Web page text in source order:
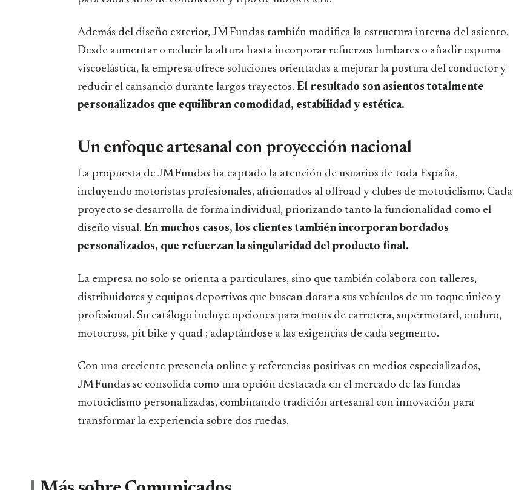
Además del diseño exterior, JM Fundas también modifica la estructura interna del asiento.
Desde aumentar o reducir la altura hasta incorporar refuerzos lumbares o añadir espuma
viscoelástica, la empresa ofrece soluciones orientadas a mejorar la postura del conductor y
reducir el cansancio durante largos trayectos. El resultado son asientos totalmente
personalizados que equilibran comodidad, estabilidad y estética.
Un enfoque artesanal con proyección nacional
La propuesta de JM Fundas ha captado la atención de usuarios de toda España,
incluyendo motoristas profesionales, aficionados al offroad y clubes de motociclismo. Cada
proyecto se desarrolla de forma individual, priorizando tanto la funcionalidad como el
diseño visual. En muchos casos, los clientes también incorporan bordados
personalizados, que refuerzan la singularidad del producto final.
La empresa no solo se orienta a particulares, sino que también colabora con talleres,
distribuidores y equipos deportivos que buscan dotar a sus vehículos de un toque único y
profesional. Su catálogo incluye opciones para motos de carretera, supermotard, enduro,
motocross, pit bike y quad ; adaptándose a las exigencias de cada segmento.
Con una creciente presencia online y referencias positivas en medios especializados,
JM Fundas se consolida como una opción destacada en el mercado de las fundas
motociclismo personalizadas, combinando tradición artesanal con innovación para
transformar la experiencia sobre dos ruedas.